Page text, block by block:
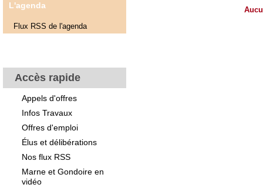
L'agenda
Flux RSS de l'agenda
Accès rapide
Appels d'offres
Infos Travaux
Offres d'emploi
Élus et délibérations
Nos flux RSS
Marne et Gondoire en
vidéo